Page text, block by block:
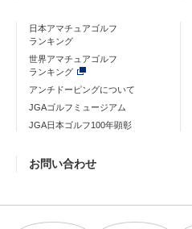
日本アマチュアゴルフ
ランキング
世界アマチュアゴルフ
ランキング
アンチドーピングについて
JGAゴルフミュージアム
JGA日本ゴルフ100年顕彰
お問い合わせ